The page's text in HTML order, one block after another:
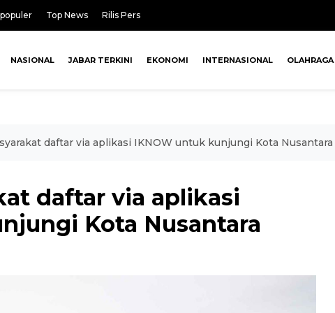
Top News Rilis Pers
NASIONAL JABAR TERKINI EKONOMI INTERNASIONAL OLAHRAGA
daftar via aplikasi IKNOW untuk kunjungi Kota Nusantara
daftar via aplikasi
Kota Nusantara